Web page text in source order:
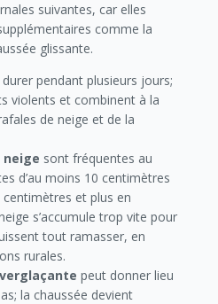
suivantes, car elles
comme la
glissante.
pendant plusieurs jours;
violents et combinent à la
de neige et de la
sont fréquentes au
d’au moins 10 centimètres
et plus en
s’accumule trop vite pour
tout ramasser, en
rurales.
peut donner lieu
la chaussée devient